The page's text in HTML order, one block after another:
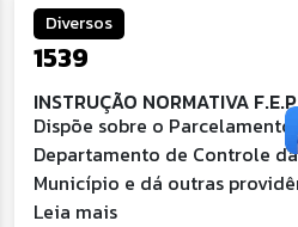
Diversos
1539
INSTRUÇÃO NORMATIVA
Dispõe sobre o
Departamento de Controle
Município e dá outras
Leia mais